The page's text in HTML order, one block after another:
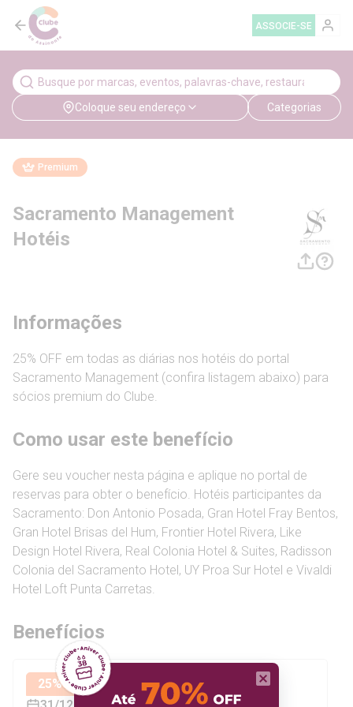
ASSOCIE-SE
Coloque seu endereço Categorias
Premium
Sacramento Management
Hotéis
Informações
25% OFF em todas as diárias nos hotéis do portal
Sacramento Management (confira listagem abaixo) para
sócios premium do Clube.
Como usar este benefício
Gere seu voucher nesta página e aplique no portal de
reservas para obter o benefício. Hotéis participantes da
Sacramento: Don Antonio Posada, Gran Hotel Fray Bentos,
Gran Hotel Brisas del Hum, Frontier Hotel Rivera, Like
Design Hotel Rivera, Real Colonia Hotel & Suites, Radisson
Colonia del Sacramento Hotel, UY Proa Sur Hotel e Vivaldi
Hotel Loft Punta Carretas.
Benefícios
25%OFF